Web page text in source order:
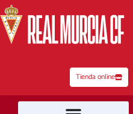
al
contenido
Tienda online